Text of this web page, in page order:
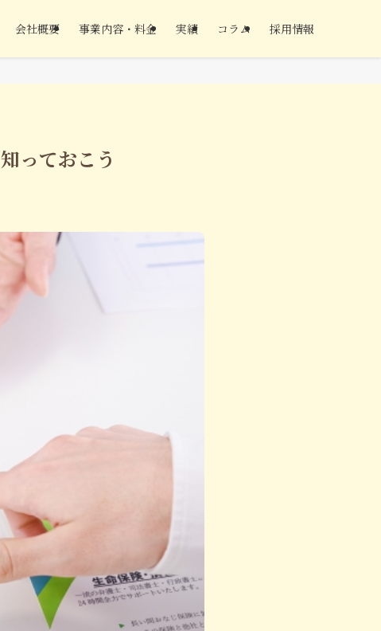
会社概要 事業内容・料金 実績 コラム 採用情報
っておこう